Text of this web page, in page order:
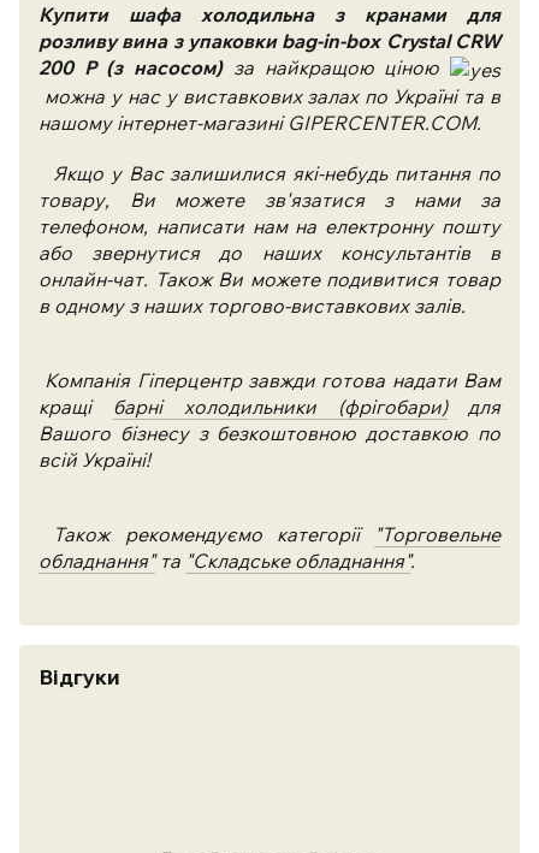
Купитишафа холодильна з кранами для
розливу вина з упаковки bag-in-box Crystal CRW
200 P (з насосом) за найкращою ціною
можна у нас у виставкових залах по Україні та в
нашому інтернет-магазині GIPERCENTER.COM.
Якщо у Вас залишилися які-небудь питання по
товару, Ви можете зв'язатися з нами за
телефоном, написати нам на електронну пошту
або звернутися до наших консультантів в
онлайн-чат. Також Ви можете подивитися товар
в одному з наших торгово-виставкових залів.
Компанія Гіперцентр завжди готова надати Вам
кращі барні холодильники (фрігобари)
для
Вашого бізнесу з безкоштовною доставкою по
всій Україні!
Також рекомендуємо категорії "Торговельне
обладнання"та "Складське обладнання".
Відгуки